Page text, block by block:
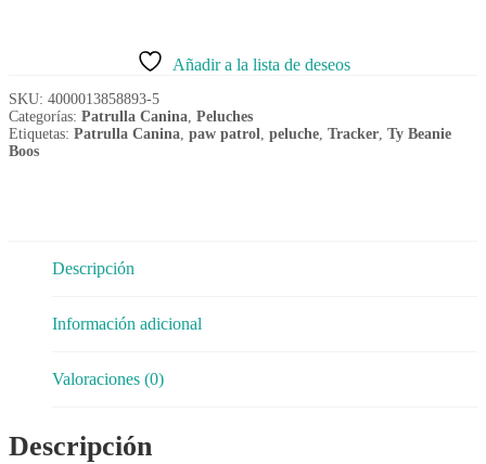
Añadir a la lista de deseos
SKU: 4000013858893-5
Categorías: Patrulla Canina Peluches
Etiquetas: Patrulla Canina paw patrol peluche Tracker Ty Beanie
Boos
Descripción
Información adicional
Valoraciones (0)
Descripción